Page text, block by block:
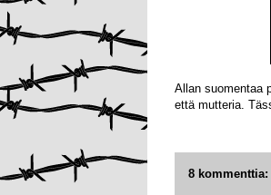
Allan suomentaa
että mutteria.
8 kommenttia: